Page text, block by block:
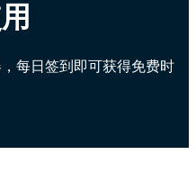
每日签到即可获得免费时